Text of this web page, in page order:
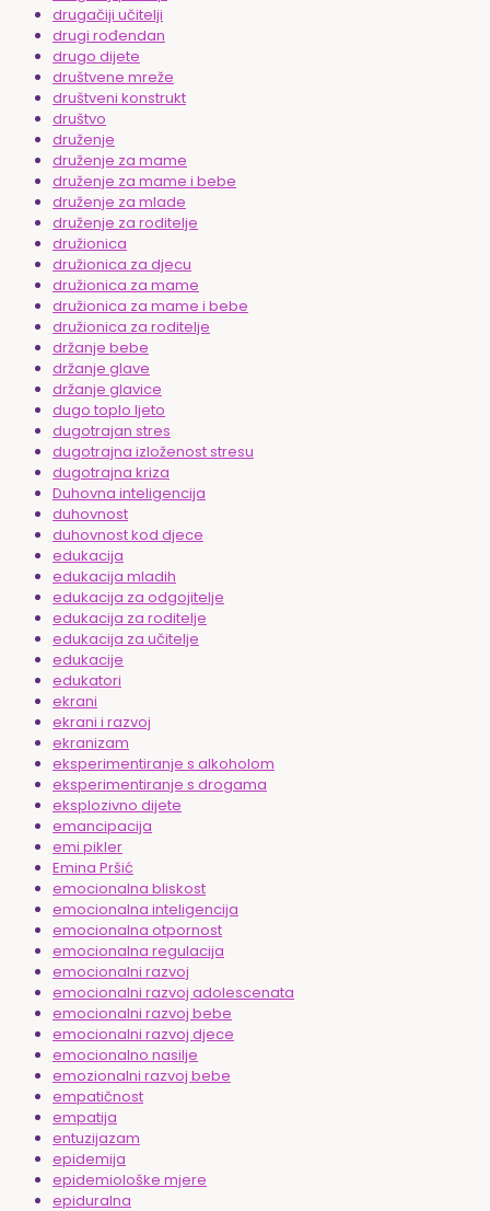
drugačiji učitelji
drugi rođendan
drugo dijete
društvene mreže
društveni konstrukt
društvo
druženje
druženje za mame
druženje za mame i bebe
druženje za mlade
druženje za roditelje
družionica
družionica za djecu
družionica za mame
družionica za mame i bebe
družionica za roditelje
držanje bebe
držanje glave
držanje glavice
dugo toplo ljeto
dugotrajan stres
dugotrajna izloženost stresu
dugotrajna kriza
Duhovna inteligencija
duhovnost
duhovnost kod djece
edukacija
edukacija mladih
edukacija za odgojitelje
edukacija za roditelje
edukacija za učitelje
edukacije
edukatori
ekrani
ekrani i razvoj
ekranizam
eksperimentiranje s alkoholom
eksperimentiranje s drogama
eksplozivno dijete
emancipacija
emi pikler
Emina Pršić
emocionalna bliskost
emocionalna inteligencija
emocionalna otpornost
emocionalna regulacija
emocionalni razvoj
emocionalni razvoj adolescenata
emocionalni razvoj bebe
emocionalni razvoj djece
emocionalno nasilje
emozionalni razvoj bebe
empatičnost
empatija
entuzijazam
epidemija
epidemiološke mjere
epiduralna